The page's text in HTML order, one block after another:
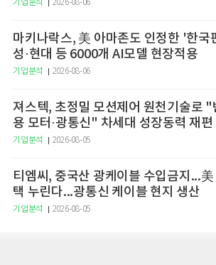
기업분석 2026-08-06
마키나락스, 美 아마존도 인정한 '한국
성·현대 등 6000개 AI모델 현장적용
기업분석 2026-08-06
져스텍, 초정밀 모션제어 원천기술로 "
용 모터·광통신" 차세대 성장동력 재편
기업분석 2026-08-05
티엠씨, 중국산 광케이블 수입금지...
택 누린다...광통신 케이블 현지 생산
기업분석 2026-08-05